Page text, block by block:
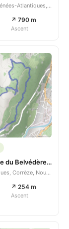
Urrugne, Pyrénées-Atlantiques, Nouvelle-Aquitaine, FR
↗ 790 m
Ascent
2457 Route du Belvédère - 2390 Route du Belvédère
Bort-les-Orgues, Corrèze, Nouvelle-Aquitaine, FR
↗ 254 m
Ascent